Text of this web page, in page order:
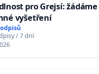
pro Grejsí:
vyšetření
/ 7 dní